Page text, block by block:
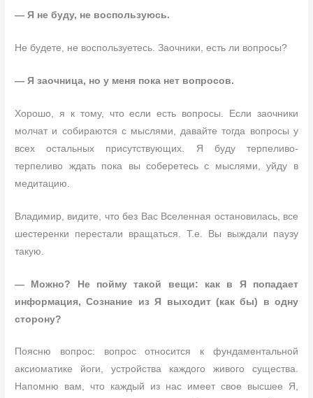
— Я не буду, не воспользуюсь.
Не будете, не воспользуетесь. Заочники, есть ли вопросы?
— Я заочница, но у меня пока нет вопросов.
Хорошо, я к тому, что если есть вопросы. Если заочники
молчат и собираются с мыслями, давайте тогда вопросы у
всех остальных присутствующих. Я буду терпеливо-
терпеливо ждать пока вы соберетесь с мыслями, уйду в
медитацию.
Владимир, видите, что без Вас Вселенная остановилась, все
шестеренки перестали вращаться. Т.е. Вы выждали паузу
такую.
— Можно? Не пойму такой вещи: как в Я попадает
информация, Сознание из Я выходит (как бы) в одну
сторону?
Поясню вопрос: вопрос относится к фундаментальной
аксиоматике йоги, устройства каждого живого существа.
Напомню вам, что каждый из нас имеет свое высшее Я,